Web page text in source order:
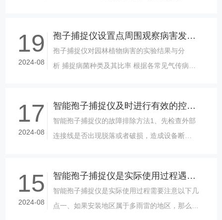
19
2024-08
孢子捕捉仪设置点周围观察病害发生情况
孢子捕捉仪对园林植物病害的实验结果与分
析 捕捉病菌种类及其比率 根据各常见气传病菌
17
2024-08
智能孢子捕捉仪及时进行有效的控制和管理
智能孢子捕捉仪的故障排除方法1、先检查外部
连接线是否出现脱落或者破损，造成设备断
15
2024-08
智能孢子捕捉仪是实际使用过程遇到的问题
智能孢子捕捉仪是实际使用过程需要注意以下几
点一、如果安装地区属于多雨雷的地区，那么为